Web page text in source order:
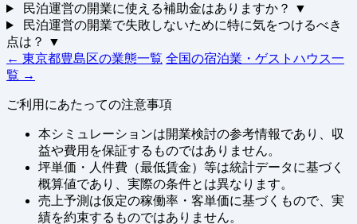
民泊運営の開業に使える補助金はありますか？
▼
民泊運営の開業で失敗しないために特に気をつけるべき
点は？
▼
← 東京都豊島区の業態一覧 全国の宿泊業・ゲストハウス一
覧 →
ご利用にあたっての注意事項
本シミュレーションは開業検討の参考情報であり、収
益や費用を保証するものではありません。
坪単価・人件費（最低賃金）等は統計データに基づく
概算値であり、実際の条件とは異なります。
売上予測は仮定の稼働率・客単価に基づくもので、実
績を約束するものではありません。